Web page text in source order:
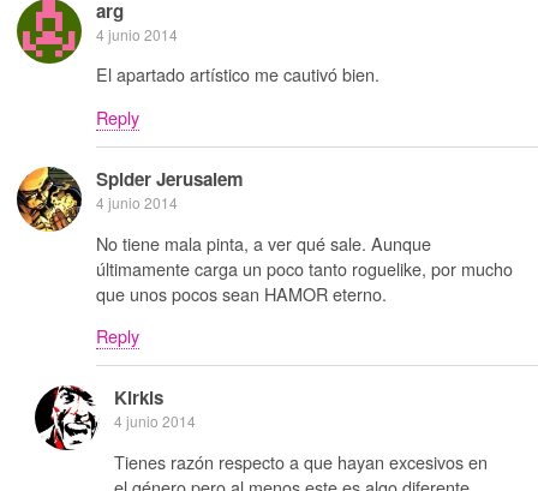
arg
4 junio 2014
El apartado artístico me cautivó bien.
Reply
Spider Jerusalem
4 junio 2014
No tiene mala pinta, a ver qué sale. Aunque
últimamente carga un poco tanto roguelike, por mucho
que unos pocos sean HAMOR eterno.
Reply
Kirkis
4 junio 2014
Tienes razón respecto a que hayan excesivos en